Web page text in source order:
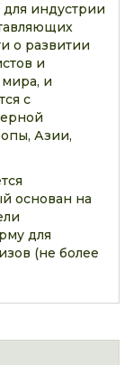
индустрии
о развитии
и
и
с
Азии,
основан на
для
(не более